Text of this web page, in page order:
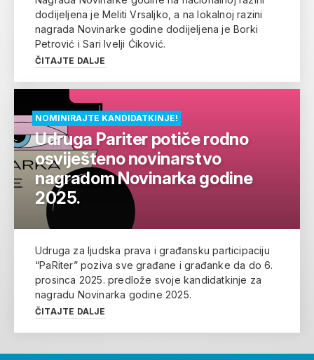
dodijeljena je Meliti Vrsaljko, a na lokalnoj razini
nagrada Novinarke godine dodijeljena je Borki
Petrović i Sari Ivelji Ćiković.
ČITAJTE DALJE
NOMINIRAJTE KANDIDATKINJE!
Udruga Pariter potiče rodno
osviješteno novinarstvo
nagradom Novinarka godine
2025.
Udruga za ljudska prava i građansku participaciju
“PaRiter” poziva sve građane i građanke da do 6.
prosinca 2025. predlože svoje kandidatkinje za
nagradu Novinarka godine 2025.
ČITAJTE DALJE